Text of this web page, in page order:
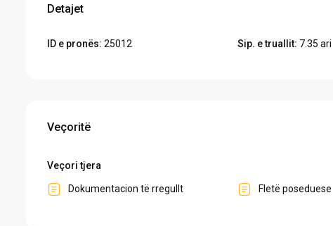
Detajet
ID e pronës: 25012 Sip. e truallit: 7.35 ari
Veçoritë
Veçori tjera
Dokumentacion të rregullt Fletë poseduese